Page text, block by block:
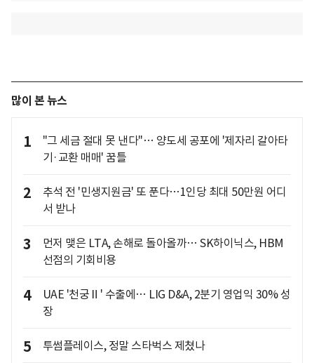
많이 본 뉴스
1
"그 세금 절대 못 낸다"… 양도세 공포에 '제자리 갈아타
기·교환 매매' 꿈틀
2
추석 전 '민생지원금' 또 푼다…1인당 최대 50만원 어디
서 받나
3
먼저 맺은 LTA, 손해로 돌아올까… SK하이닉스, HBM
선점의 기회비용
4
UAE '천궁Ⅱ' 수출에… LIG D&A, 2분기 영업익 30% 성
장
5 투썸플레이스, 정말 스타벅스 제쳤나